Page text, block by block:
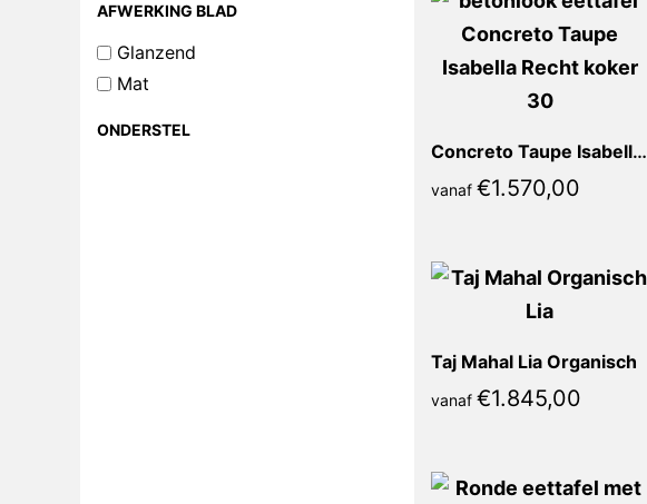
Concreto Taupe Isabella Recht
vanaf €1.570,00
Taj Mahal Lia Organisch
vanaf €1.845,00
AFWERKING BLAD
Glanzend
Mat
ONDERSTEL